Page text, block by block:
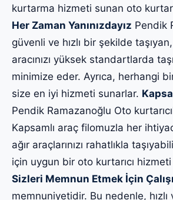
kurtarma hizmeti sunan oto
Her Zaman Yanınızdayız Pendik
güvenli ve hızlı bir şekilde
aracınızı yüksek standartlarda
minimize eder. Ayrıca, herhangi
size en iyi hizmeti sunarlar.
Pendik Ramazanoğlu Oto
Kapsamlı araç filomuzla her
ağır araçlarınızı rahatlıkla
için uygun bir oto kurtarıcı
Sizleri Memnun Etmek İçin
memnuniyetidir. Bu nedenle,